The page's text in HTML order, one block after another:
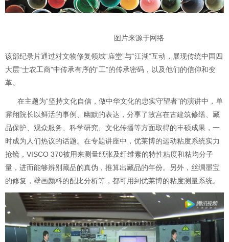
图片来源于网络
该部纪录片通过对文物修复领域“庙堂”与“江湖”互动，展现传统中国四
大层“士农工商”中传承有序的“工”的传承密码，以及他们的信仰和变
革。
在主题为“坚持文化自信，做中华文化的忠实守望者”的演讲中，单
霁翔院长以鲜活的事例、幽默的表达，分享了故宫在古建筑修缮、藏
品保护、观众服务、科学研究、文化传播等方面取得的丰硕成果，一
时成为人们热议的话题。在专题讲座中，优莱博的运动粘度系统实力
抢镜，VISCO 370被用来测量纸张及纤维素的特性粘度和粘均分子
量，进而能够辨别藏品的真伪，推算出藏品的年份。另外，丝绸墨宝
的修复，壁画颜料的配比分析等，都可用到优莱博的粘度测量系统。